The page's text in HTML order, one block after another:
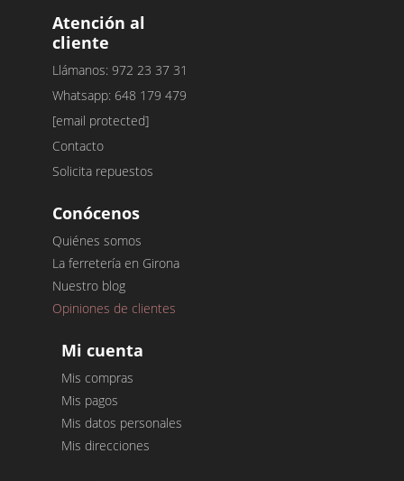
Atención al
cliente
Llámanos: 972 23 37 31
Whatsapp: 648 179 479
[email protected]
Contacto
Solicita repuestos
Conócenos
Quiénes somos
La ferretería en Girona
Nuestro blog
Opiniones de clientes
Mi cuenta
Mis compras
Mis pagos
Mis datos personales
Mis direcciones